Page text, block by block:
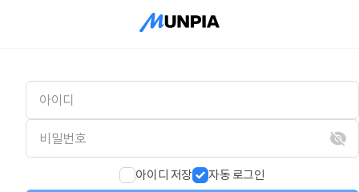
아이디 저장 자동 로그인